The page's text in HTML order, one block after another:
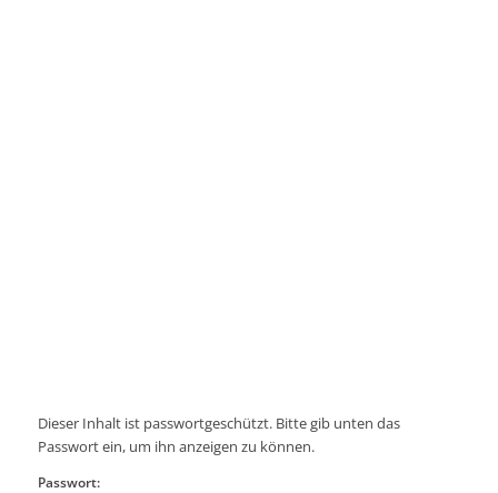
Dieser Inhalt ist passwortgeschützt. Bitte gib unten das
Passwort ein, um ihn anzeigen zu können.
Passwort: